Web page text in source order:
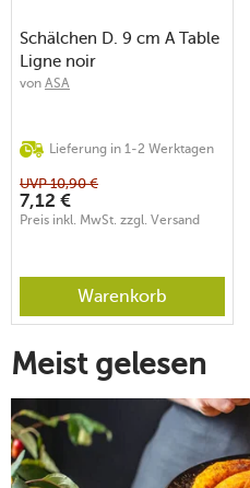
Schälchen D. 9 cm A Table
Ligne noir
von ASA
Lieferung in 1-2 Werktagen
UVP10,90 €
7,12 €
Preis inkl. MwSt. zzgl. Versand
Warenkorb
Meist gelesen